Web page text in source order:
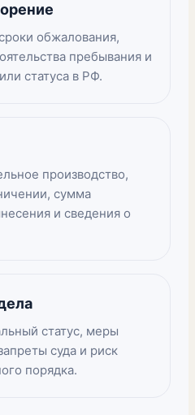
обжалования,
пребывания и
статуса в РФ.
производство,
сумма
и сведения о
статус, меры
суда и риск
порядка.